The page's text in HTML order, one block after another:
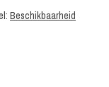
Beschikbaarheid